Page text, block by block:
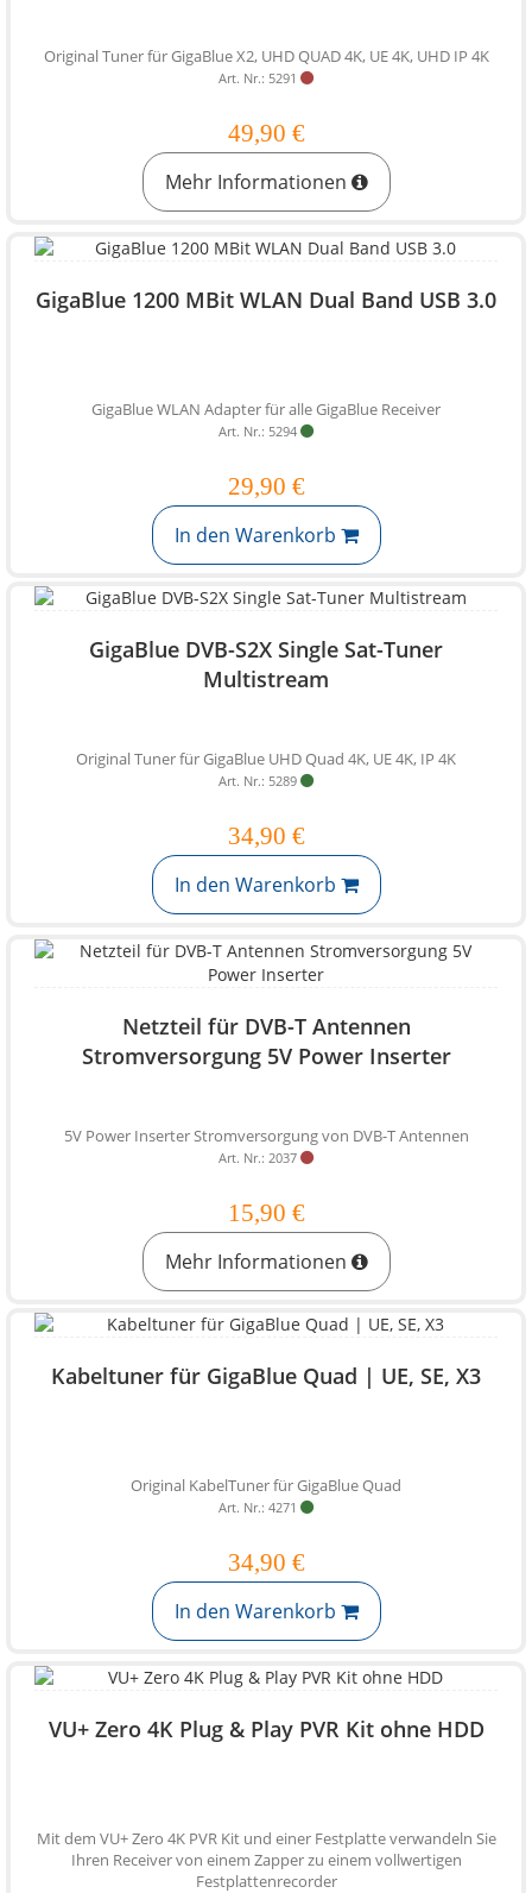
Original Tuner für GigaBlue X2, UHD QUAD 4K, UE 4K, UHD IP 4K
Art. Nr.: 5291
49,90 €
Mehr Informationen
GigaBlue 1200 MBit WLAN Dual Band USB 3.0
GigaBlue WLAN Adapter für alle GigaBlue Receiver
Art. Nr.: 5294
29,90 €
In den Warenkorb
GigaBlue DVB-S2X Single Sat-Tuner
Multistream
Original Tuner für GigaBlue UHD Quad 4K, UE 4K, IP 4K
Art. Nr.: 5289
34,90 €
In den Warenkorb
Netzteil für DVB-T Antennen
Stromversorgung 5V Power Inserter
5V Power Inserter Stromversorgung von DVB-T Antennen
Art. Nr.: 2037
15,90 €
Mehr Informationen
Kabeltuner für GigaBlue Quad | UE, SE, X3
Original KabelTuner für GigaBlue Quad
Art. Nr.: 4271
34,90 €
In den Warenkorb
VU+ Zero 4K Plug & Play PVR Kit ohne HDD
Mit dem VU+ Zero 4K PVR Kit und einer Festplatte verwandeln Sie
Ihren Receiver von einem Zapper zu einem vollwertigen
Festplattenrecorder